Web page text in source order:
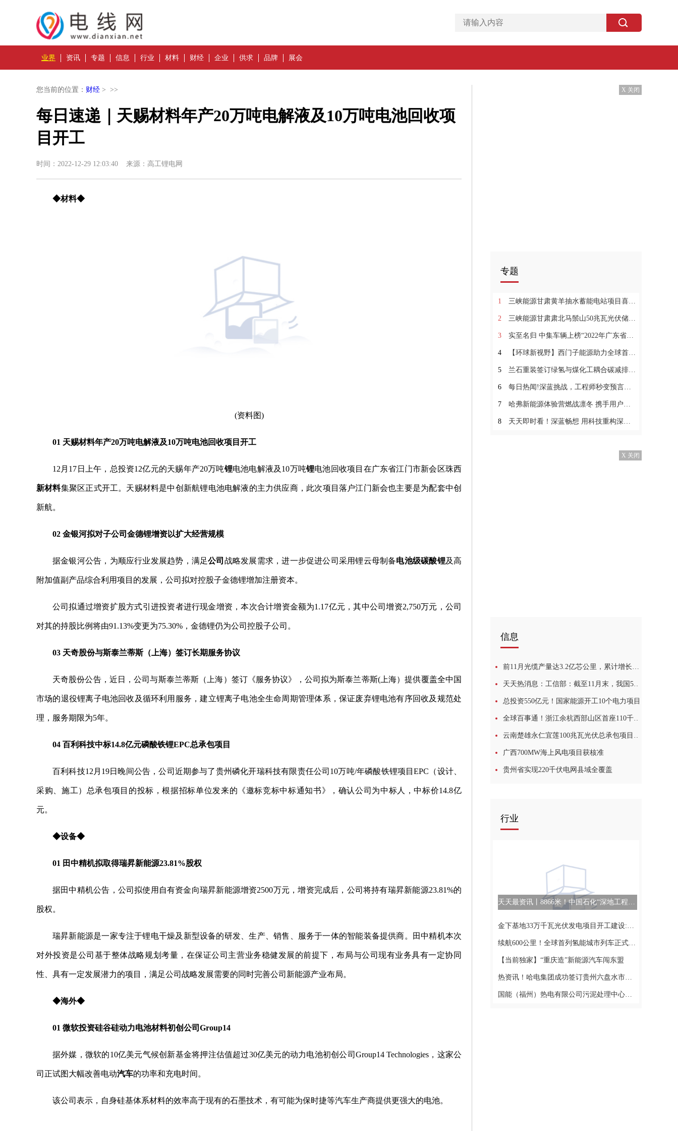
业界 资讯 专题 信息 行业 材料 财经 企业 供求 品牌 展会
您当前的位置： 财经 > >>
每日速递｜天赐材料年产20万吨电解液及10万吨电池回收项
目开工
时间：2022-12-29 12:03:40 来源：高工锂电网
◆材料◆
(资料图)
01 天赐材料年产20万吨电解液及10万吨电池回收项目开工
12月17日上午，总投资12亿元的天赐年产20万吨锂电池电解液及10万吨锂电池回收项目在广东省江门市新会区珠西
新材料集聚区正式开工。天赐材料是中创新航锂电池电解液的主力供应商，此次项目落户江门新会也主要是为配套中创
新航。
02 金银河拟对子公司金德锂增资以扩大经营规模
据金银河公告，为顺应行业发展趋势，满足公司 战略发展需求，进一步促进公司采用锂云母制备电池级碳酸锂及高
附加值副产品综合利用项目的发展，公司拟对控股子金德锂增加注册资本。
公司拟通过增资扩股方式引进投资者进行现金增资，本次合计增资金额为1.17亿元，其中公司增资2,750万元，公司
对其的持股比例将由91.13%变更为75.30%，金德锂仍为公司控股子公司。
03 天奇股份与斯泰兰蒂斯（上海）签订长期服务协议
天奇股份公告，近日，公司与斯泰兰蒂斯（上海）签订《服务协议》，公司拟为斯泰兰蒂斯(上海）提供覆盖全中国
市场的退役锂离子电池回收及循环利用服务，建立锂离子电池全生命周期管理体系，保证废弃锂电池有序回收及规范处
理，服务期限为5年。
04 百利科技中标14.8亿元磷酸铁锂EPC总承包项目
百利科技12月19日晚间公告，公司近期参与了贵州磷化开瑞科技有限责任公司10万吨/年磷酸铁锂项目EPC（设计、
采购、施工）总承包项目的投标，根据招标单位发来的《邀标竞标中标通知书》，确认公司为中标人，中标价14.8亿
元。
◆设备◆
01 田中精机拟取得瑞昇新能源23.81%股权
据田中精机公告，公司拟使用自有资金向瑞昇新能源增资2500万元，增资完成后，公司将持有瑞昇新能源23.81%的
股权。
瑞昇新能源是一家专注于锂电干燥及新型设备的研发、生产、销售、服务于一体的智能装备提供商。田中精机本次
对外投资是公司基于整体战略规划考量，在保证公司主营业务稳健发展的前提下，布局与公司现有业务具有一定协同
性、具有一定发展潜力的项目，满足公司战略发展需要的同时完善公司新能源产业布局。
◆海外◆
01 微软投资硅谷硅动力电池材料初创公司Group14
据外媒，微软的10亿美元气候创新基金将押注估值超过30亿美元的动力电池初创公司Group14 Technologies，这家公
司正试图大幅改善电动汽车的功率和充电时间。
该公司表示，自身硅基体系材料的效率高于现有的石墨技术，有可能为保时捷等汽车生产商提供更强大的电池。
X 关闭
专题
1 三峡能源甘肃黄羊抽水蓄能电站项目喜获核准 天天新要闻
2 三峡能源甘肃肃北马鬃山50兆瓦光伏储能项目全容量并网
3 实至名归 中集车辆上榜“2022年广东省制造业企业500强”
4 【环球新视野】西门子能源助力全球首座工业级碳中和燃料工厂正式投产
5 兰石重装签订绿氢与煤化工耦合碳减排创新示范项目相关合同
6 每日热闻!深蓝挑战，工程师秒变预言家！
7 哈弗新能源体验营燃战凛冬 携手用户共话驭电未来-世界快消息
8 天天即时看！深蓝畅想 用科技重构深海出行想象
X 关闭
信息
前11月光缆产量达3.2亿芯公里，累计增长9.3%-每日热门
天天热消息：工信部：截至11月末，我国5G基站总数达228.7万个
总投资550亿元！国家能源开工10个电力项目
全球百事通！浙江余杭西部山区首座110千伏黄镇变电站正式投运
云南楚雄永仁宜莲100兆瓦光伏总承包项目并网发电-全球快报
广西700MW海上风电项目获核准
贵州省实现220千伏电网县域全覆盖
行业
天天最资讯丨8866米！中国石化“深地工程”创新纪录
金下基地33万千瓦光伏发电项目开工建设:播资讯
续航600公里！全球首列氢能城市列车正式下线！|世界视点
【当前独家】“重庆造”新能源汽车闯东盟
热资讯！哈电集团成功签订贵州六盘水市多能互补能源基地大湾2×660兆瓦低热值(CFB)煤电项目汽轮机、汽轮发电机设备供货合同
国能（福州）热电有限公司污泥处理中心项目投入试运行_天天最新